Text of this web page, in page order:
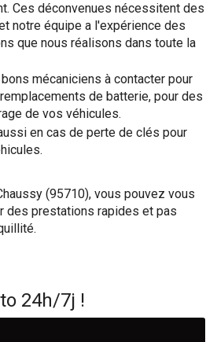
Ces déconvenues nécessitent des
notre équipe a l'expérience des
que nous réalisons dans toute la
mécaniciens à contacter pour
de batterie, pour des
de vos véhicules.
en cas de perte de clés pour
(95710), vous pouvez vous
des prestations rapides et pas
24h/7j !